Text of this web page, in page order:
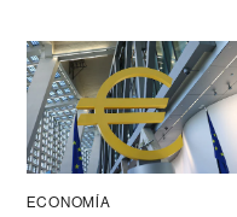
ECONOMÍA